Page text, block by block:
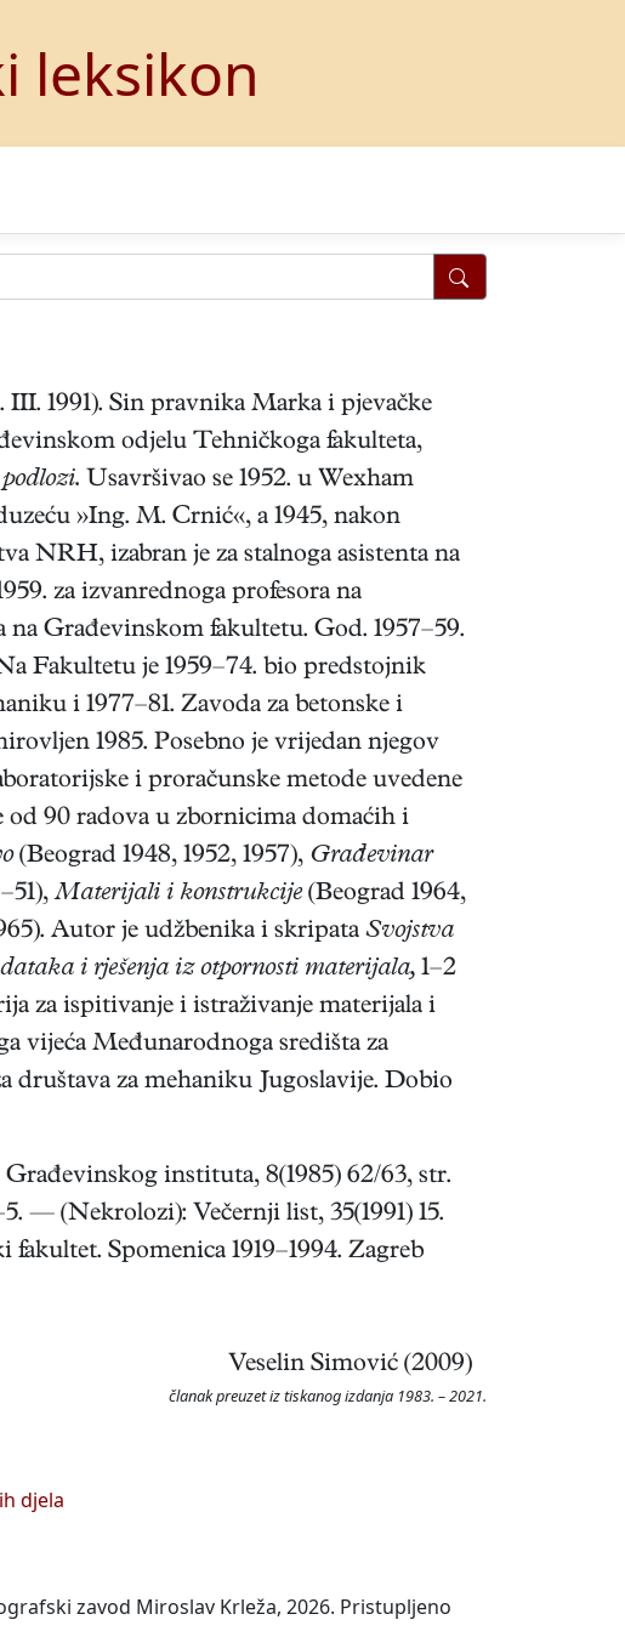
leksikon
III. 1991). Sin pravnika Marka i pjevačke
odjelu Tehničkoga fakulteta,
Usavršivao se 1952. u Wexham
»Ing. M. Crnić«, a 1945, nakon
NRH, izabran je za stalnoga asistenta na
za izvanrednoga profesora na
Građevinskom fakultetu. God. 1957–59.
Fakultetu je 1959–74. bio predstojnik
i 1977–81. Zavoda za betonske i
1985. Posebno je vrijedan njegov
i proračunske metode uvedene
90 radova u zbornicima domaćih i
(Beograd 1948, 1952, 1957), Građevinar
Materijali i konstrukcije (Beograd 1964,
Autor je udžbenika i skripata Svojstva
i rješenja iz otpornosti materijala, 1–2
za ispitivanje i istraživanje materijala i
vijeća Međunarodnoga središta za
društava za mehaniku Jugoslavije. Dobio
instituta, 8(1985) 62/63, str.
— (Nekrolozi): Večernji list, 35(1991) 15.
Spomenica 1919–1994. Zagreb
Veselin Simović (2009)
članak preuzet iz tiskanog izdanja 1983. – 2021.
djela
zavod Miroslav Krleža, 2026. Pristupljeno